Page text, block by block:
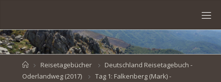
content
VEN
BR
HomeReisetagebücher
Deutschland Reisetagebuch -
Oderlandweg (2017)
Tag 1: Falkenberg (Mark) -